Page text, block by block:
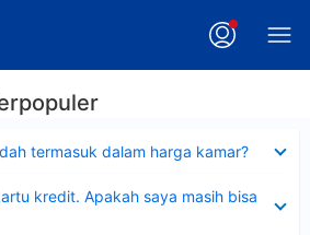
termasuk dalam harga kamar?
kredit. Apakah saya masih bisa